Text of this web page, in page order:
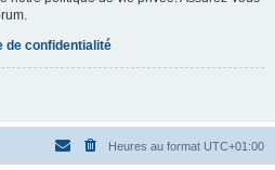
de confidentialité
Heures au format UTC+01:00